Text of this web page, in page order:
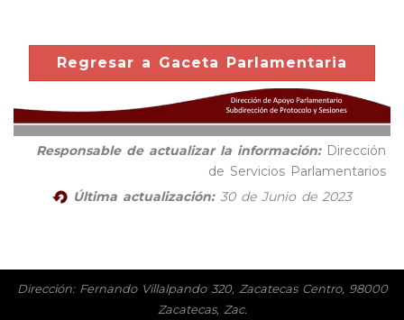
Regresar a Gaceta Parlamentaria
Responsable de actualizar la información:Dirección
de Servicios Parlamentarios
Última actualización: 30 de Junio de 2023
Dirección: Fernando Villalpando 320, Zacatecas Centro, 98000
Zacatecas, Zac.